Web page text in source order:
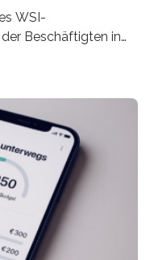
WSI-
Beschäftigten in
Anteil mit 72 Prozent
geworden. Für
zumeist im Juni oder
Faktor, um
leisten zu
noch nicht
in der